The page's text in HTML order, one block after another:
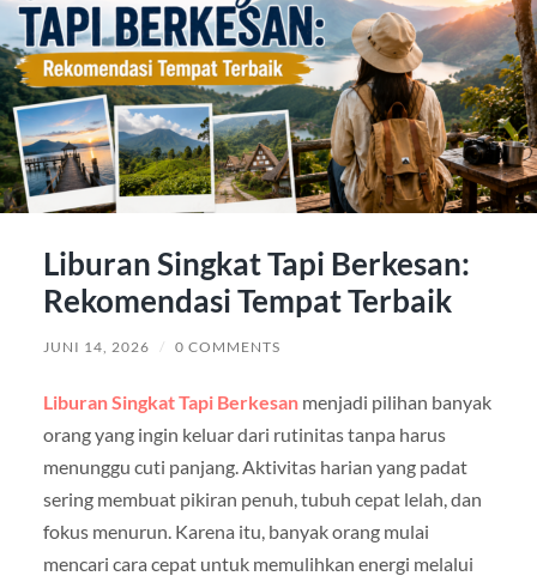
Liburan Singkat Tapi Berkesan:
Rekomendasi Tempat Terbaik
JUNI 14, 2026 / 0 COMMENTS
Liburan Singkat Tapi Berkesanmenjadi pilihan banyak
orang yang ingin keluar dari rutinitas tanpa harus
menunggu cuti panjang. Aktivitas harian yang padat
sering membuat pikiran penuh, tubuh cepat lelah, dan
fokus menurun. Karena itu, banyak orang mulai
mencari cara cepat untuk memulihkan energi melalui